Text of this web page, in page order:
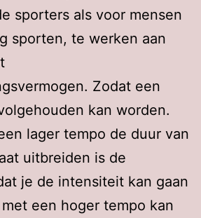
sporters als voor mensen
sporten, te werken aan
Zodat een
kan worden.
lager tempo de duur van
uitbreiden is de
je de intensiteit kan gaan
een hoger tempo kan